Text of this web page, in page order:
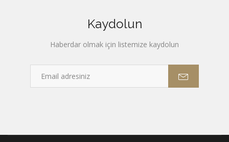
Kaydolun
Haberdar olmak için listemize kaydolun